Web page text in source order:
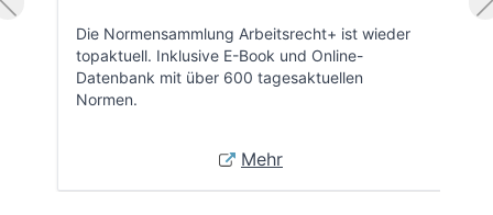
Die Normensammlung Arbeitsrecht+ ist wieder
topaktuell. Inklusive E-Book und Online-
Datenbank mit über 600 tagesaktuellen
Normen.
Mehr